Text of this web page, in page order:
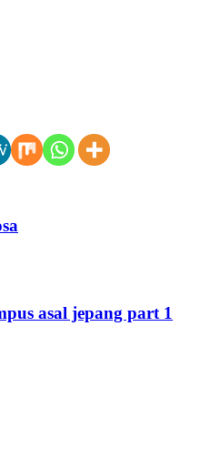
asal jepang part 1